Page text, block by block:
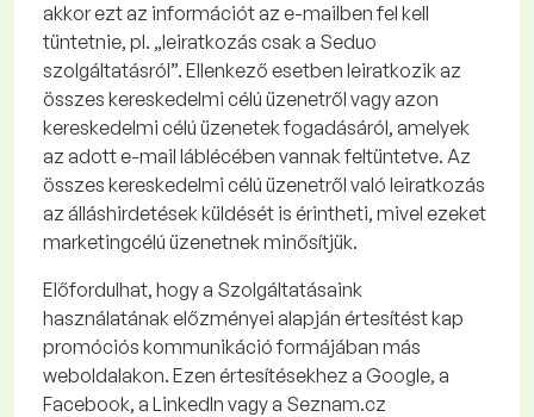
akkor ezt az információt az e-mailben fel kell
tüntetnie, pl. „leiratkozás csak a Seduo
szolgáltatásról”. Ellenkező esetben leiratkozik az
összes kereskedelmi célú üzenetről vagy azon
kereskedelmi célú üzenetek fogadásáról, amelyek
az adott e-mail láblécében vannak feltüntetve. Az
összes kereskedelmi célú üzenetről való leiratkozás
az álláshirdetések küldését is érintheti, mivel ezeket
marketingcélú üzenetnek minősítjük.
Előfordulhat, hogy a Szolgáltatásaink
használatának előzményei alapján értesítést kap
promóciós kommunikáció formájában más
weboldalakon. Ezen értesítésekhez a Google, a
Facebook, a LinkedIn vagy a Seznam.cz